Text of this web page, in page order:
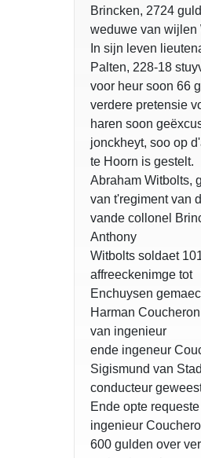
Brincken, 2724
weduwe van wijlen
In sijn leven
Palten, 228-18
voor heur soon 66
verdere pretensie
haren soon
jonckheyt, soo op
te Hoorn is gestelt.
Abraham Witbolts,
van t'regiment van
vande collonel
Anthony
Witbolts soldaet
affreeckenimge tot
Enchuysen
Harman
van ingenieur
ende ingeneur
Sigismund van
conducteur
Ende opte
ingenieur
600 gulden over
opgelost